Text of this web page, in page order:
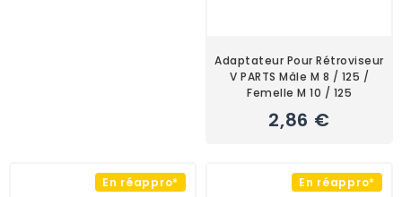
Adaptateur Pour Rétroviseur
V PARTS Mâle M 8 / 125 /
Femelle M 10 / 125
2,86 €
En réappro* En réappro*